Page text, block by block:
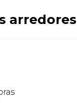
arredores